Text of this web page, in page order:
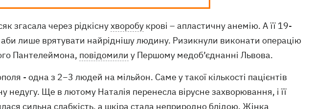
згасала через рідкіснухворобу крові – апластичну анемію. А її 19-
аби лише врятувати найріднішу людину. Ризикнули виконати операцію
Пантелеймона, повідомили у Першому медоб’єднанні Львова.
- одна з 2−3 людей на мільйон. Саме у такої кількості пацієнтів
недугу. Ще в лютому Наталія перенесла вірусне захворювання, і її
сильна слабкість, а шкіра стала неприродно блідою. Жінка